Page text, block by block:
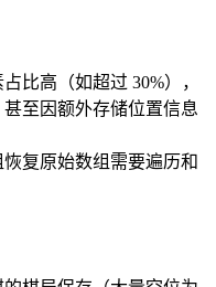
比高（如超过 30%），
至因额外存储位置信息
恢复原始数组需要遍历和